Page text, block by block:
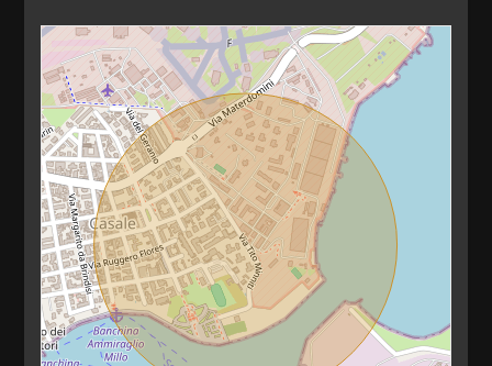
Anno di costruzione: 1990
Stato attuale: Libero al rogito
Spese condominio: € 10
Balconi: Presente
Terrazzo: Presente
Giardino: Privato
Cucina: Abitabile
Bagno